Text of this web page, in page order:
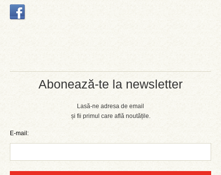
Abonează-te la newsletter
Lasă-ne adresa de email
și fii primul care află noutățile.
E-mail: